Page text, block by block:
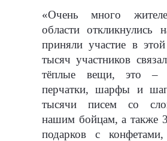
«Очень много
области
приняли участие в
тысяч участников
тёплые вещи, это –
перчатки, шарфы и
тысячи писем со
нашим бойцам, а также
подарков с